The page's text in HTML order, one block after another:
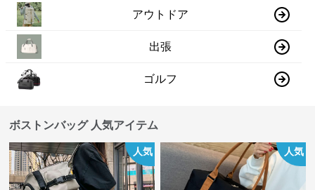
アウトドア
出張
ゴルフ
ボストンバッグ 人気アイテム
人気 人気